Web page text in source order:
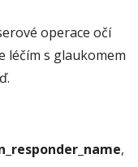
operace očí
léčím s glaukomem
,